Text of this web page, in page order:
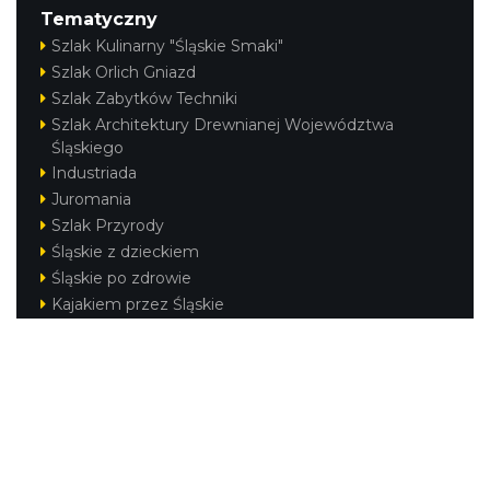
Tematyczny
Szlak Kulinarny "Śląskie Smaki"
Szlak Orlich Gniazd
Szlak Zabytków Techniki
Szlak Architektury Drewnianej Województwa
Śląskiego
Industriada
Juromania
Szlak Przyrody
Śląskie z dzieckiem
Śląskie po zdrowie
Kajakiem przez Śląskie